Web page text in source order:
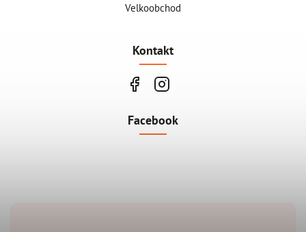
Velkoobchod
Kontakt
Facebook